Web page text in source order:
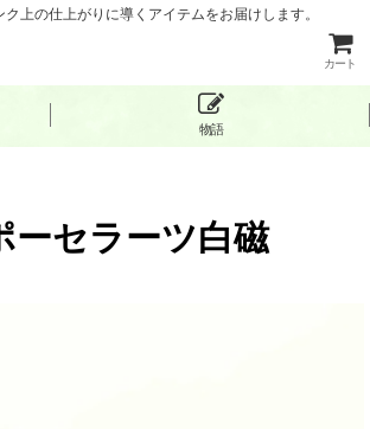
上の仕上がりに導くアイテムをお届けします。
カート
物語
セラーツ白磁